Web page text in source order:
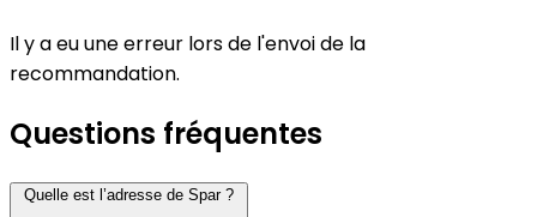
Il y a eu une erreur lors de l'envoi de la
recommandation.
Questions fréquentes
Quelle est l’adresse de Spar ?